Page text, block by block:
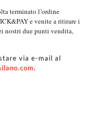
terminato l’ordine
e venite a ritirare i
nostri due punti vendita,
via e-mail al
.